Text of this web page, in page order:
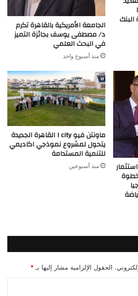
الجامعة الأمريكية بالقاهرة تكرم
د/ مصطفى يوسف بجائزة التميز
في البحث العلمي
منذ أسبوع واحد
ماونتن فيو I city القاهرة الجديدة
يتحول لمشروع نموذجي اكاديمي
للتنمية المستدامة
منذ أسبوعين
الحقول الإلزامية مشار إليها بـ *